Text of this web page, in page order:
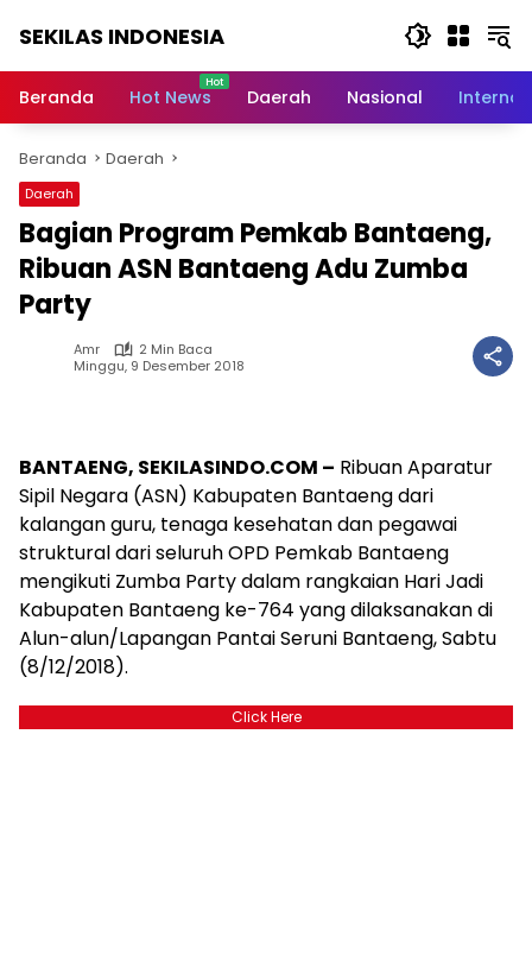
SEKILAS INDONESIA
Terkini,
Latest
World,
Headlines,
News
Today
Beranda Hot News Daerah Nasional
Beranda Daerah
Daerah
Bagian Program Pemkab Bantaeng,
Ribuan ASN Bantaeng Adu Zumba
Party
Amr
2 Min Baca
Minggu, 9 Desember 2018
BANTAENG, SEKILASINDO.COM – Ribuan Aparatur
Sipil Negara (ASN) Kabupaten Bantaeng dari
kalangan guru, tenaga kesehatan dan pegawai
struktural dari seluruh OPD Pemkab Bantaeng
mengikuti Zumba Party dalam rangkaian Hari Jadi
Kabupaten Bantaeng ke-764 yang dilaksanakan di
Alun-alun/Lapangan Pantai Seruni Bantaeng, Sabtu
(8/12/2018).
Click Here